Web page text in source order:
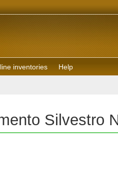
inventories Help
Silvestro